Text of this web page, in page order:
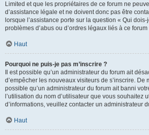
Limited et que les propriétaires de ce forum ne
d’assistance légale et ne doivent donc pas être
lorsque l’assistance porte sur la question « Qui
problèmes d’abus ou d’ordres légaux liés à ce forum
Haut
Pourquoi ne puis-je pas m’inscrire ?
Il est possible qu’un administrateur du forum ait
d’empêcher les nouveaux visiteurs de s’inscrire. De
possible qu’un administrateur du forum ait banni
l’utilisation du nom d’utilisateur que vous souhaitez
d’informations, veuillez contacter un administrateur
Haut